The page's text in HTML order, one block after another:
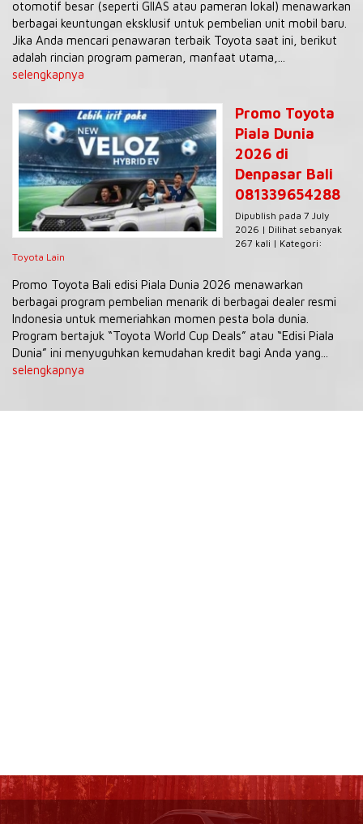
otomotif besar (seperti GIIAS atau pameran lokal) menawarkan
berbagai keuntungan eksklusif untuk pembelian unit mobil baru.
Jika Anda mencari penawaran terbaik Toyota saat ini, berikut
adalah rincian program pameran, manfaat utama,...
selengkapnya
Promo Toyota
Piala Dunia
2026 di
Denpasar Bali
081339654288
Dipublish pada 7 July
2026 | Dilihat sebanyak
267 kali | Kategori:
Toyota Lain
Promo Toyota Bali edisi Piala Dunia 2026 menawarkan
berbagai program pembelian menarik di berbagai dealer resmi
Indonesia untuk memeriahkan momen pesta bola dunia.
Program bertajuk “Toyota World Cup Deals” atau “Edisi Piala
Dunia” ini menyuguhkan kemudahan kredit bagi Anda yang...
selengkapnya